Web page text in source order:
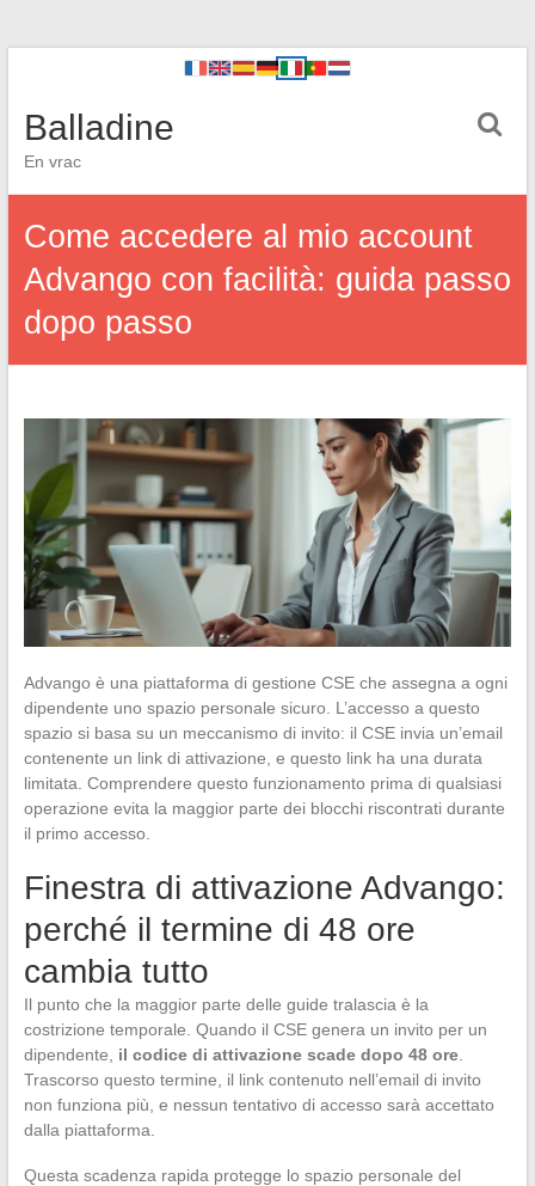
Balladine
En vrac
Come accedere al mio account
Advango con facilità: guida passo
dopo passo
Advango è una piattaforma di gestione CSE che assegna a ogni
dipendente uno spazio personale sicuro. L’accesso a questo
spazio si basa su un meccanismo di invito: il CSE invia un’email
contenente un link di attivazione, e questo link ha una durata
limitata. Comprendere questo funzionamento prima di qualsiasi
operazione evita la maggior parte dei blocchi riscontrati durante
il primo accesso.
Finestra di attivazione Advango:
perché il termine di 48 ore
cambia tutto
Il punto che la maggior parte delle guide tralascia è la
costrizione temporale. Quando il CSE genera un invito per un
dipendente, il codice di attivazione scade dopo 48 ore.
Trascorso questo termine, il link contenuto nell’email di invito
non funziona più, e nessun tentativo di accesso sarà accettato
dalla piattaforma.
Questa scadenza rapida protegge lo spazio personale del